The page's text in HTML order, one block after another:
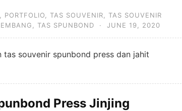
PORTFOLIO TAS SOUVENIR
TAS SOUVENIR
TAS SPUNBOND · JUNE 19, 2020
tas souvenir spunbond press dan jahit
Press Jinjing